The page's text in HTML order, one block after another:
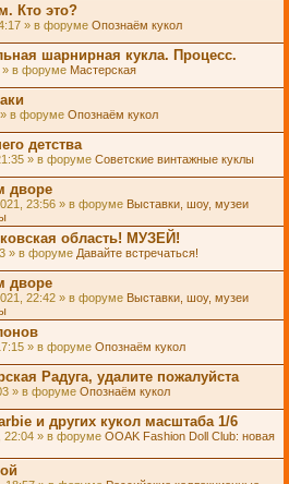
Кто это?
» в форуме Опознаём кукол
шарнирная кукла. Процесс.
» в форуме Мастерская
» в форуме Опознаём кукол
детства
» в форуме Советские винтажные куклы
дворе
23:56 » в форуме Выставки, шоу, музеи
область! МУЗЕЙ!
» в форуме Давайте встречаться!
дворе
22:42 » в форуме Выставки, шоу, музеи
» в форуме Опознаём кукол
Радуга, удалите пожалуйста
» в форуме Опознаём кукол
и других кукол масштаба 1/6
22:04 » в форуме OOAK Fashion Doll Club: новая